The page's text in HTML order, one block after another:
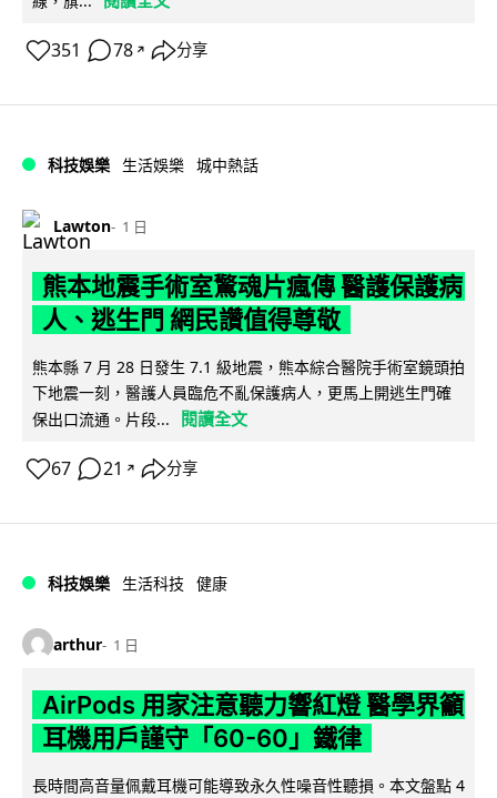
351 78 ↗ 分享
科技娛樂 生活娛樂 城中熱話
Lawton 1 日
熊本地震手術室驚魂片瘋傳 醫護保護病
人、逃生門 網民讚值得尊敬
熊本縣 7 月 28 日發生 7.1 級地震，熊本綜合醫院手術室鏡頭拍
下地震一刻，醫護人員臨危不亂保護病人，更馬上開逃生門確
保出口流通。片段...
閱讀全文
67 21 ↗ 分享
科技娛樂 生活科技 健康
arthur 1 日
AirPods 用家注意聽力響紅燈 醫學界籲
耳機用戶謹守「60-60」鐵律
長時間高音量佩戴耳機可能導致永久性噪音性聽損。本文盤點 4